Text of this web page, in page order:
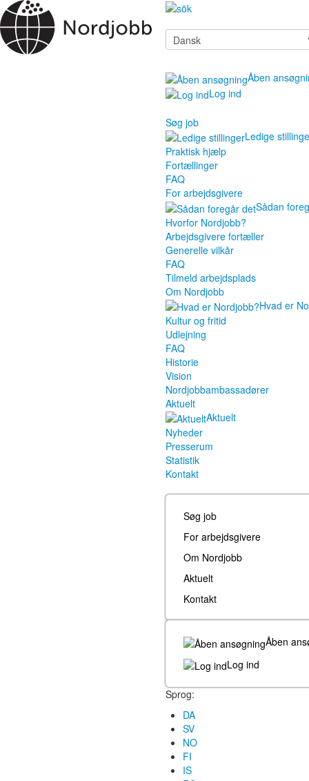
Åben
Log ind
Søg job
Ledige
Praktisk hjælp
Fortællinger
FAQ
For arbejdsgivere
Sådan
Hvorfor Nordjobb?
Arbejdsgivere fortæller
Generelle vilkår
FAQ
Tilmeld arbejdsplads
Om Nordjobb
Hvad er
Kultur og fritid
Udlejning
FAQ
Historie
Vision
Nordjobbambassadører
Aktuelt
Aktuelt
Nyheder
Presserum
Statistik
Kontakt
Søg job
For arbejdsgivere
Om Nordjobb
Aktuelt
Kontakt
Åben
Log ind
Sprog:
DA
SV
NO
FI
IS